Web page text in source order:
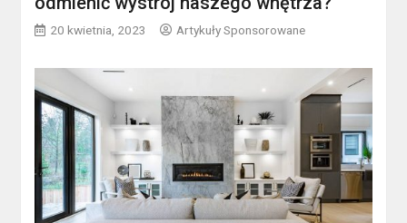
20 kwietnia, 2023 Artykuły Sponsorowane